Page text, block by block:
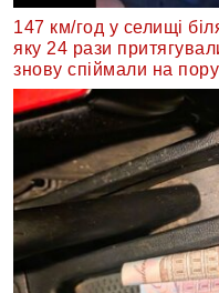
147 км/год у селищі
яку 24 рази
знову спіймали на